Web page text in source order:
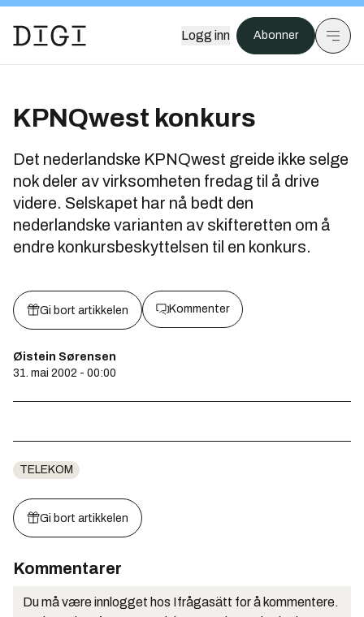
Logg inn Abonner
KPNQwest konkurs
Det nederlandske KPNQwest greide ikke selge
nok deler av virksomheten fredag til å drive
videre. Selskapet har nå bedt den
nederlandske varianten av skifteretten om å
endre konkursbeskyttelsen til en konkurs.
Gi bort artikkelen Kommenter
Øistein Sørensen
31. mai 2002 - 00:00
TELEKOM
Gi bort artikkelen
Kommentarer
Du må være innlogget hos Ifrågasätt for å kommentere.